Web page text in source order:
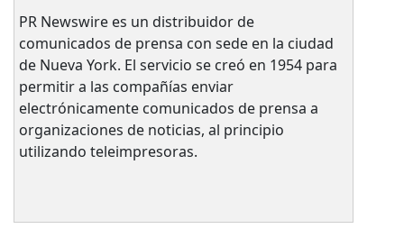
PR Newswire es un distribuidor de
comunicados de prensa con sede en la ciudad
de Nueva York. El servicio se creó en 1954 para
permitir a las compañías enviar
electrónicamente comunicados de prensa a
organizaciones de noticias, al principio
utilizando teleimpresoras.